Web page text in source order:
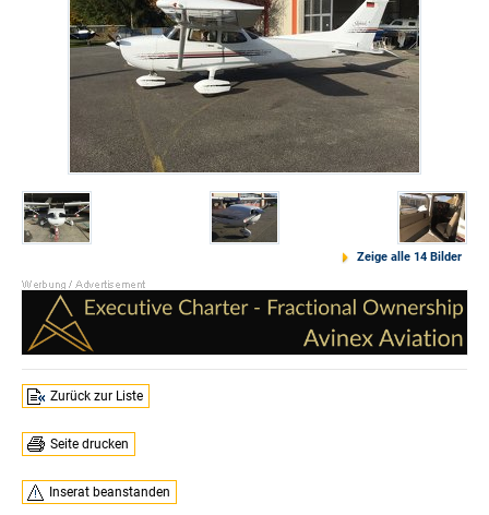
Zeige alle 14 Bilder
Zurück zur Liste
Seite drucken
Inserat beanstanden